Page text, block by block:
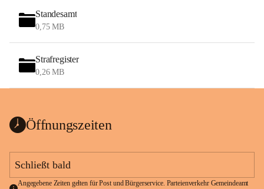
Standesamt
0,75 MB
Strafregister
0,26 MB
Öffnungszeiten
Schließt bald
Angegebene Zeiten gelten für Post und Bürgerservice. Parteienverkehr Gemeindeamt